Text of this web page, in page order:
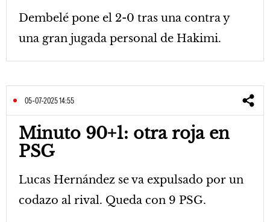
Dembelé pone el 2-0 tras una contra y
una gran jugada personal de Hakimi.
05-07-2025 14:55
Minuto 90+1: otra roja en
PSG
Lucas Hernández se va expulsado por un
codazo al rival. Queda con 9 PSG.